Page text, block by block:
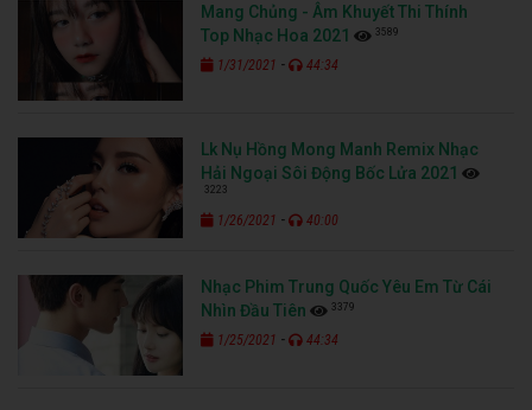
Mang Chủng - Âm Khuyết Thi Thính
Top Nhạc Hoa 2021
3589
1/31/2021 - 44:34
Lk Nụ Hồng Mong Manh Remix Nhạc
Hải Ngoại Sôi Động Bốc Lửa 2021
3223
1/26/2021 - 40:00
Nhạc Phim Trung Quốc Yêu Em Từ Cái
Nhìn Đầu Tiên
3379
1/25/2021 - 44:34